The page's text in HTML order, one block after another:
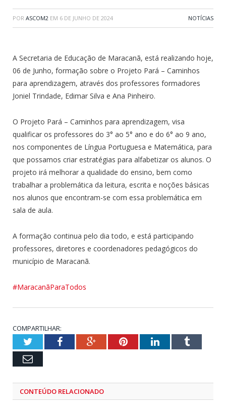
POR ASCOM2 EM 6 DE JUNHO DE 2024 NOTÍCIAS
A Secretaria de Educação de Maracanã, está realizando hoje,
06 de Junho, formação sobre o Projeto Pará – Caminhos
para aprendizagem, através dos professores formadores
Joniel Trindade, Edimar Silva e Ana Pinheiro.
O Projeto Pará – Caminhos para aprendizagem, visa
qualificar os professores do 3° ao 5° ano e do 6° ao 9 ano,
nos componentes de Língua Portuguesa e Matemática, para
que possamos criar estratégias para alfabetizar os alunos. O
projeto irá melhorar a qualidade do ensino, bem como
trabalhar a problemática da leitura, escrita e noções básicas
nos alunos que encontram-se com essa problemática em
sala de aula.
A formação continua pelo dia todo, e está participando
professores, diretores e coordenadores pedagógicos do
município de Maracanã.
#MaracanãParaTodos
COMPARTILHAR:
TwitterFacebookGoogle+PinterestLinkedInTumblr
Email
CONTEÚDO RELACIONADO